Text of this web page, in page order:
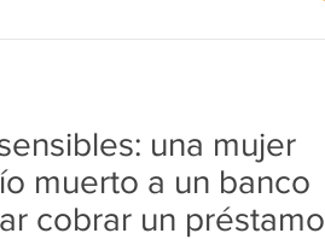
una mujer
muerto a un banco
cobrar un préstamo